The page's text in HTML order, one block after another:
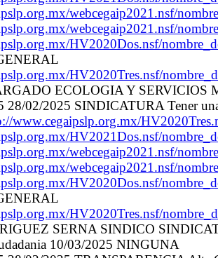
webcegaip2021.nsf/
webcegaip2021.nsf/
HV2020Dos.nsf/
HV2020Tres.nsf/
ECOLOGIA Y SERVICIOS
02/2025 SINDICATURA Tener
www.cegaipslp.org.mx/
HV2021Dos.nsf/
webcegaip2021.nsf/
webcegaip2021.nsf/
HV2020Dos.nsf/
HV2020Tres.nsf/
SERNA SINDICO
10/03/2025 NINGUNA